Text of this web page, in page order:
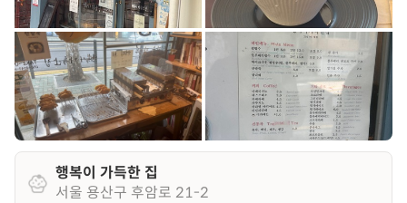
행복이 가득한 집
서울 용산구 후암로 21-2